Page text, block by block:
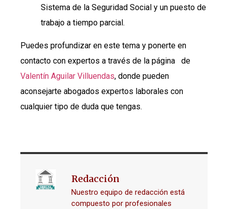
Sistema de la Seguridad Social y un puesto de
trabajo a tiempo parcial.
Puedes profundizar en este tema y ponerte en
contacto con expertos a través de la página de
Valentín Aguilar Villuendas, donde pueden
aconsejarte abogados expertos laborales con
cualquier tipo de duda que tengas.
Redacción
Nuestro equipo de redacción está
compuesto por profesionales